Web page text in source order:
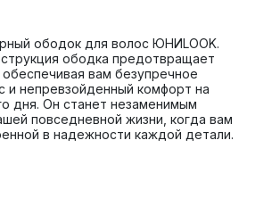
ободок для волос ЮНИLOOK.
ободка предотвращает
вам безупречное
и непревзойденный комфорт на
дня. Он станет незаменимым
повседневной жизни, когда вам
в надежности каждой детали.